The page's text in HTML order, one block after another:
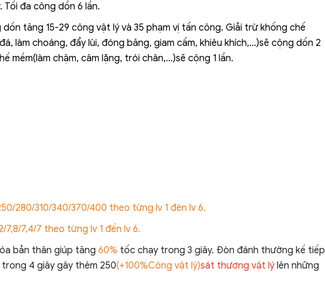
Tối đa công dồn 6 lần.
tăng 15-29 công vật lý và 35 phạm vị tấn công. Giải trừ khống chế
làm choáng, đẩy lùi, đóng băng, giam cầm, khiêu khích,...)sẽ cộng dồn 2
mềm(làm chậm, câm lặng, trói chân,...)sẽ cộng 1 lần.
280/310/340/370/400 theo từng lv 1 đén lv 6.
7,8/7,4/7 theo từng lv 1 đến lv 6.
bản thân giúp tăng 60% tốc chạy trong 3 giây. Đòn đánh thường kế tiếp
4 giây gây thêm 250(+100%Công vật lý)sát thương vật lýlên những